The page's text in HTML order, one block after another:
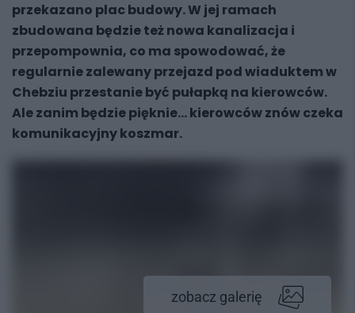
przekazano plac budowy. W jej ramach
zbudowana będzie też nowa kanalizacja i
przepompownia, co ma spowodować, że
regularnie zalewany przejazd pod wiaduktem w
Chebziu przestanie być pułapką na kierowców.
Ale zanim będzie pięknie... kierowców znów czeka
komunikacyjny koszmar.
zobacz galerię